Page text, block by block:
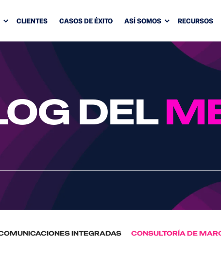
CLIENTES CASOS DE ÉXITO ASÍ SOMOS RECURSOS
DEL
INTEGRADAS CONSULTORÍA DE